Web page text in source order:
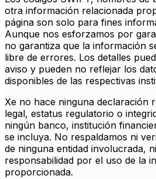
otra información relacionada
página son solo para fines
Aunque nos esforzamos por
no garantiza que la información
libre de errores. Los detalles
aviso y pueden no reflejar los
disponibles de las respectivas
Xe no hace ninguna declaración
legal, estatus regulatorio o
ningún banco, institución
se incluya. No respaldamos ni
de ninguna entidad involucrada,
responsabilidad por el uso de la
proporcionada.